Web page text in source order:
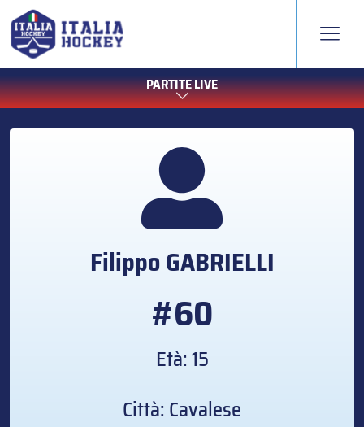
PARTITE LIVE
FilippoGABRIELLI
#60
Età: 15
Città: Cavalese